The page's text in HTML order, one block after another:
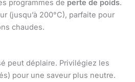
programmes de perte de poids.
(jusqu’à 200°C), parfaite pour
chaudes.
peut déplaire. Privilégiez les
pour une saveur plus neutre.